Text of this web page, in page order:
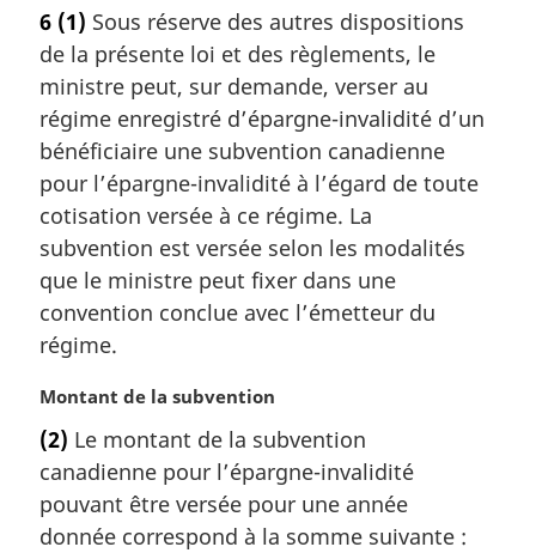
e
m
a
r
i
n
a
l
:
6 (1) Sous réserve des autres dispositions
de la présente loi et des règlements, le
ministre peut, sur demande, verser au
régime enregistré d’épargne-invalidité d’un
bénéficiaire une subvention canadienne
pour l’épargne-invalidité à l’égard de toute
cotisation versée à ce régime. La
subvention est versée selon les modalités
que le ministre peut fixer dans une
convention conclue avec l’émetteur du
régime.
N
t
e
m
a
Montant de la subvention
(2) Le montant de la subvention
canadienne pour l’épargne-invalidité
pouvant être versée pour une année
donnée correspond à la somme suivante :